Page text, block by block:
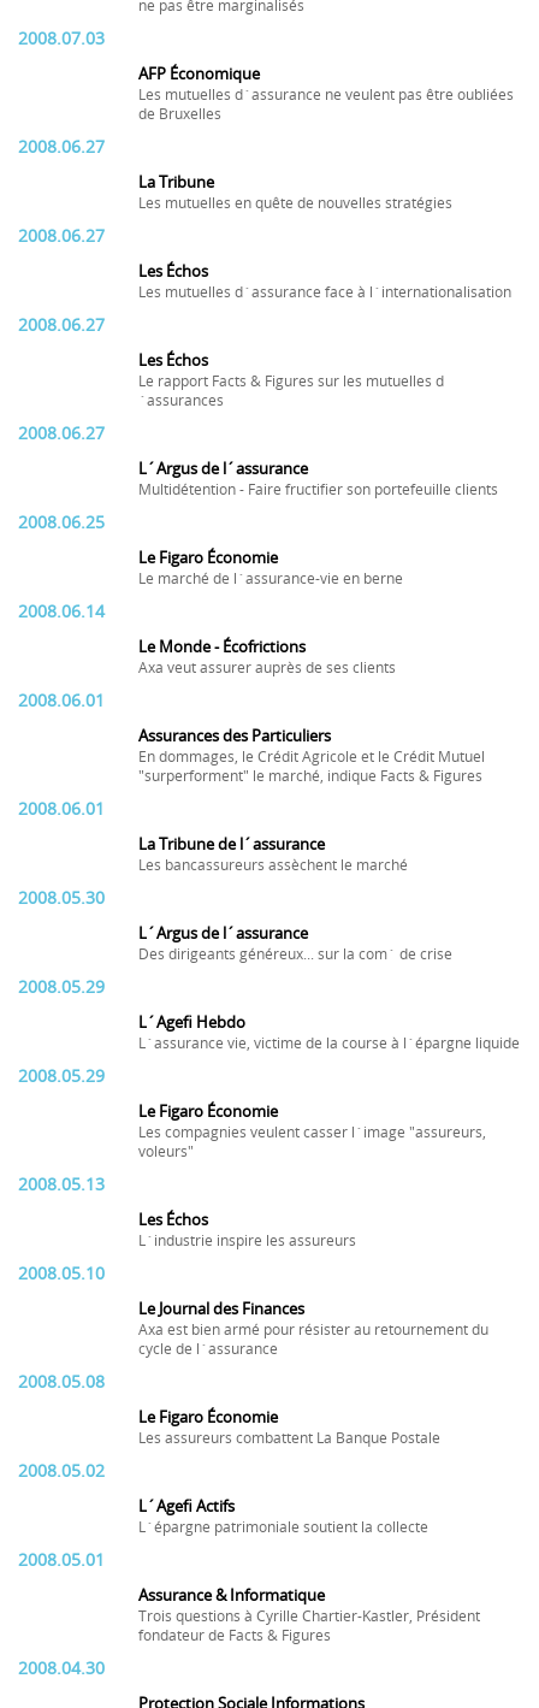
ne pas être marginalisés
2008.07.03
AFP Économique
Les mutuelles d´assurance ne veulent pas être oubliées
de Bruxelles
2008.06.27
La Tribune
Les mutuelles en quête de nouvelles stratégies
2008.06.27
Les Échos
Les mutuelles d´assurance face à l´internationalisation
2008.06.27
Les Échos
Le rapport Facts & Figures sur les mutuelles d
´assurances
2008.06.27
L´Argus de l´assurance
Multidétention - Faire fructifier son portefeuille clients
2008.06.25
Le Figaro Économie
Le marché de l´assurance-vie en berne
2008.06.14
Le Monde - Écofrictions
Axa veut assurer auprès de ses clients
2008.06.01
Assurances des Particuliers
En dommages, le Crédit Agricole et le Crédit Mutuel
"surperforment" le marché, indique Facts & Figures
2008.06.01
La Tribune de l´assurance
Les bancassureurs assèchent le marché
2008.05.30
L´Argus de l´assurance
Des dirigeants généreux... sur la com´ de crise
2008.05.29
L´Agefi Hebdo
L´assurance vie, victime de la course à l´épargne liquide
2008.05.29
Le Figaro Économie
Les compagnies veulent casser l´image "assureurs,
voleurs"
2008.05.13
Les Échos
L´industrie inspire les assureurs
2008.05.10
Le Journal des Finances
Axa est bien armé pour résister au retournement du
cycle de l´assurance
2008.05.08
Le Figaro Économie
Les assureurs combattent La Banque Postale
2008.05.02
L´Agefi Actifs
L´épargne patrimoniale soutient la collecte
2008.05.01
Assurance & Informatique
Trois questions à Cyrille Chartier-Kastler, Président
fondateur de Facts & Figures
2008.04.30
Protection Sociale Informations